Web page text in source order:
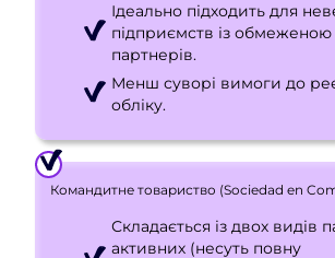
Ідеально підходить для
підприємств із обмеженою
партнерів.
Менш суворі вимоги до
обліку.
Командитне товариство (Sociedad en
Складається із двох видів
активних (несуть повну